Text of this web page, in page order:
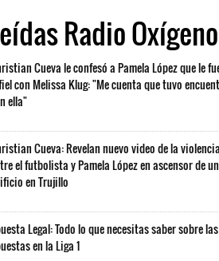
Radio Oxígeno
Cueva le confesó a Pamela López que le
con Melissa Klug: "Me cuenta que tuvo
ella"
Cueva: Revelan nuevo video de la
el futbolista y Pamela López en ascensor de un
en Trujillo
Legal: Todo lo que necesitas saber sobre las
en la Liga 1